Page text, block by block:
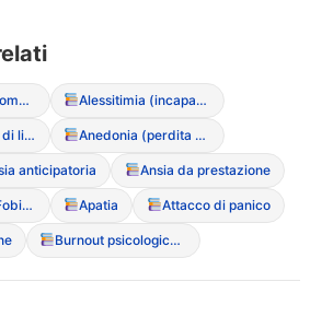
Agitazione psicomotoria Alessitimia (incapacit? di verbalizzare le emozioni)
Alogia (povert? di linguaggio) Anedonia (perdita di interesse/piacere)
anticipatoria Ansia da prestazione
Ansia sociale (Fobia sociale) Apatia Attacco di panico
Burnout psicologico (Esaurimento emotivo)